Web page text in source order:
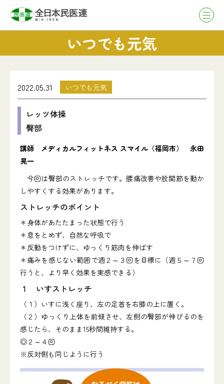
いつでも元気
2022.05.31 いつでも元気
レッツ体操
臀部
講師 メディカルフィットネス スマイル（福岡市） 永田
晃一
今回は臀部のストレッチです。腰痛改善や股関節を動か
しやすくする効果があります。
ストレッチのポイント
＊身体があたたまった状態で行う
＊息をとめず、自然な呼吸で
＊反動をつけずに、ゆっくり筋肉を伸ばす
＊痛みを感じない範囲で週２～３回を目標に（週５～７回
行うと、より早く効果を実感できる）
１ いすストレッチ
（１）いすに浅く座り、左の足首を右膝の上に置く。
（２）ゆっくり上体を前傾させ、左側の臀部が伸びるのを
感じたら、そのまま15秒間維持する。
◎２～４回
※反対側も同じように行う